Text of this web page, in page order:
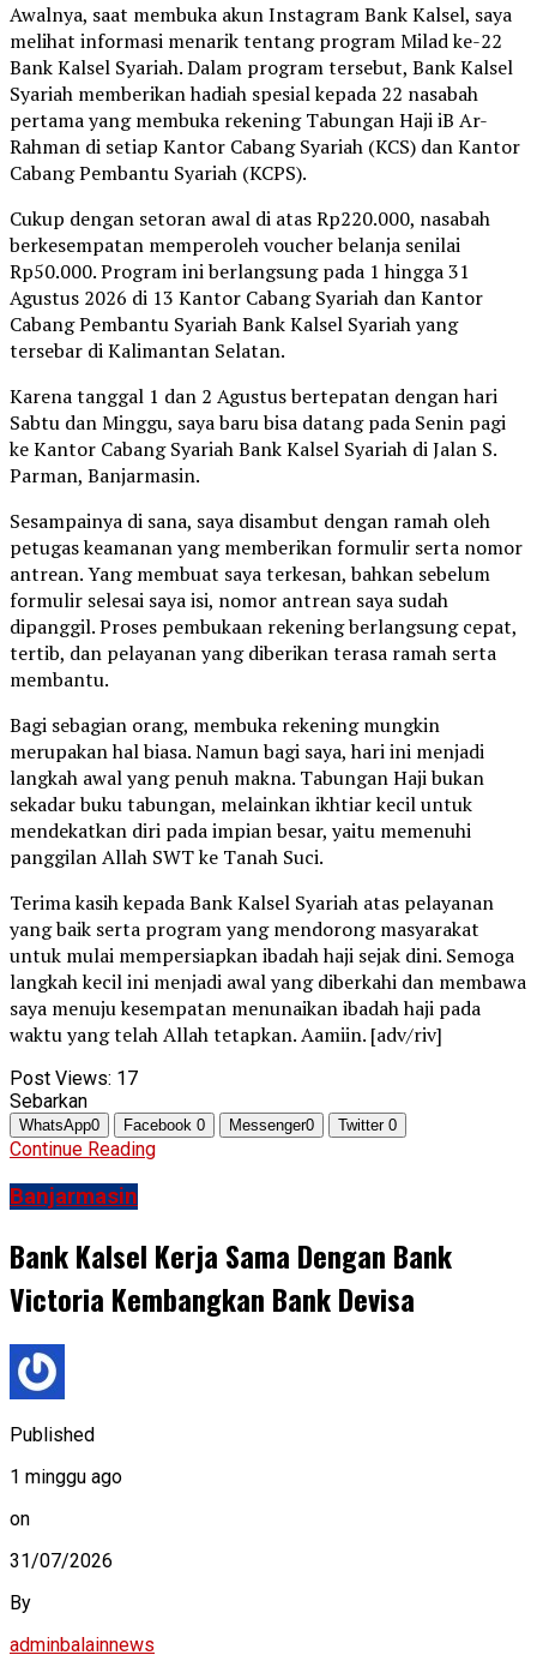
Awalnya, saat membuka akun Instagram Bank Kalsel, saya
melihat informasi menarik tentang program Milad ke-22
Bank Kalsel Syariah. Dalam program tersebut, Bank Kalsel
Syariah memberikan hadiah spesial kepada 22 nasabah
pertama yang membuka rekening Tabungan Haji iB Ar-
Rahman di setiap Kantor Cabang Syariah (KCS) dan Kantor
Cabang Pembantu Syariah (KCPS).
Cukup dengan setoran awal di atas Rp220.000, nasabah
berkesempatan memperoleh voucher belanja senilai
Rp50.000. Program ini berlangsung pada 1 hingga 31
Agustus 2026 di 13 Kantor Cabang Syariah dan Kantor
Cabang Pembantu Syariah Bank Kalsel Syariah yang
tersebar di Kalimantan Selatan.
Karena tanggal 1 dan 2 Agustus bertepatan dengan hari
Sabtu dan Minggu, saya baru bisa datang pada Senin pagi
ke Kantor Cabang Syariah Bank Kalsel Syariah di Jalan S.
Parman, Banjarmasin.
Sesampainya di sana, saya disambut dengan ramah oleh
petugas keamanan yang memberikan formulir serta nomor
antrean. Yang membuat saya terkesan, bahkan sebelum
formulir selesai saya isi, nomor antrean saya sudah
dipanggil. Proses pembukaan rekening berlangsung cepat,
tertib, dan pelayanan yang diberikan terasa ramah serta
membantu.
Bagi sebagian orang, membuka rekening mungkin
merupakan hal biasa. Namun bagi saya, hari ini menjadi
langkah awal yang penuh makna. Tabungan Haji bukan
sekadar buku tabungan, melainkan ikhtiar kecil untuk
mendekatkan diri pada impian besar, yaitu memenuhi
panggilan Allah SWT ke Tanah Suci.
Terima kasih kepada Bank Kalsel Syariah atas pelayanan
yang baik serta program yang mendorong masyarakat
untuk mulai mempersiapkan ibadah haji sejak dini. Semoga
langkah kecil ini menjadi awal yang diberkahi dan membawa
saya menuju kesempatan menunaikan ibadah haji pada
waktu yang telah Allah tetapkan. Aamiin. [adv/riv]
Post Views: 17
Sebarkan
WhatsApp0 Facebook 0 Messenger0 Twitter 0
Continue Reading
Banjarmasin
Bank Kalsel Kerja Sama Dengan Bank
Victoria Kembangkan Bank Devisa
Published
1 minggu ago
on
31/07/2026
By
adminbalainnews